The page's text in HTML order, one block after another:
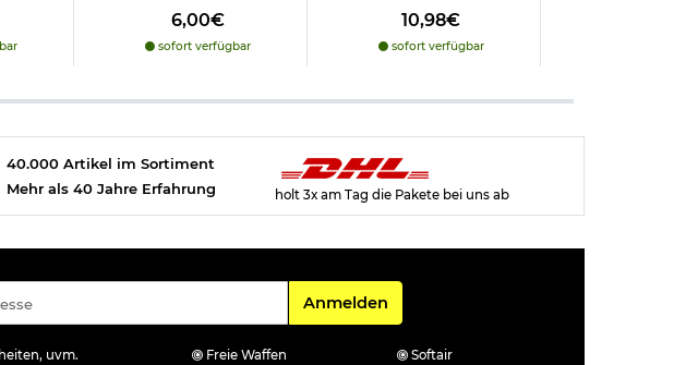
6,00€
sofort verfügbar
10,98€
sofort verfügbar
40.000 Artikel im Sortiment
Mehr als 40 Jahre Erfahrung
holt 3x am Tag die Pakete bei uns ab
Für den Newsletter
Anmelden
uvm. Freie Waffen
Softair